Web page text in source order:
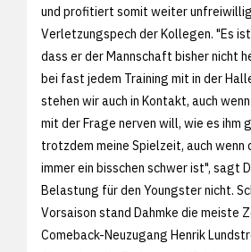
und profitiert somit weiter
Verletzungspech der Kollegen. "Es
dass er der Mannschaft bisher nicht
bei fast jedem Training mit in der
stehen wir auch in Kontakt, auch
mit der Frage nerven will, wie es ihm
trotzdem meine Spielzeit, auch wenn
immer ein bisschen schwer ist", sagt
Belastung für den Youngster nicht.
Vorsaison stand Dahmke die meiste
Comeback-Neuzugang Henrik